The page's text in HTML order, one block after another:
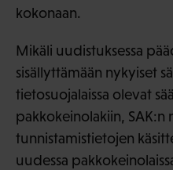
kokonaan.
Mikäli uudistuksessa
sisällyttämään nykyiset
tietosuojalaissa olevat
pakkokeinolakiin, SAK:n
tunnistamistietojen
uudessa